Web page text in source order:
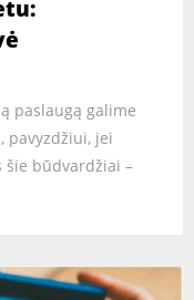
paslaugą galime
jei
šie būdvardžiai –